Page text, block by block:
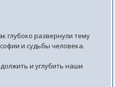
глубоко развернули тему
и судьбы человека.
и углубить наши